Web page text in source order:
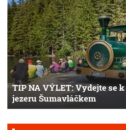
TIP NA VÝLET: Vydejte se
jezeru Šumavláčkem